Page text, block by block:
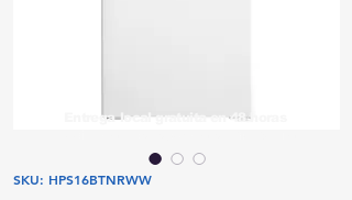
SKU: HPS16BTNRWW
Entrega local gratuita en 48 horas